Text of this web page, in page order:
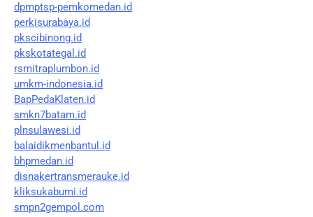
dpmptsp-pemkomedan.id
perkisurabaya.id
pkscibinong.id
pkskotategal.id
rsmitraplumbon.id
umkm-indonesia.id
BapPedaKlaten.id
smkn7batam.id
plnsulawesi.id
balaidikmenbantul.id
bhpmedan.id
disnakertransmerauke.id
kliksukabumi.id
smpn2gempol.com